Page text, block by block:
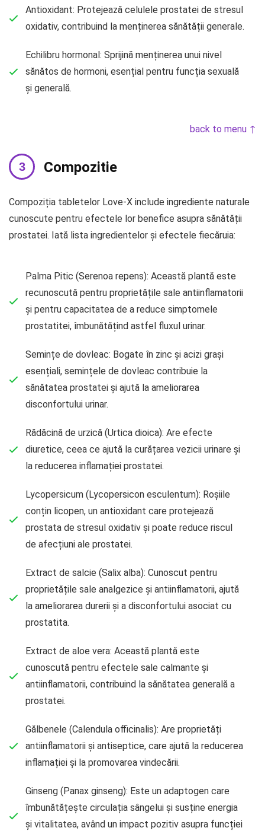
Antioxidant: Protejează celulele prostatei de stresul
oxidativ, contribuind la menținerea sănătății generale.
Echilibru hormonal: Sprijină menținerea unui nivel
sănătos de hormoni, esențial pentru funcția sexuală
și generală.
back to menu ↑
Compozitie
Compoziția tabletelor Love-X include ingrediente naturale
cunoscute pentru efectele lor benefice asupra sănătății
prostatei. Iată lista ingredientelor și efectele fiecăruia:
Palma Pitic (Serenoa repens): Această plantă este
recunoscută pentru proprietățile sale antiinflamatorii
și pentru capacitatea de a reduce simptomele
prostatitei, îmbunătățind astfel fluxul urinar.
Semințe de dovleac: Bogate în zinc și acizi grași
esențiali, semințele de dovleac contribuie la
sănătatea prostatei și ajută la ameliorarea
disconfortului urinar.
Rădăcină de urzică (Urtica dioica): Are efecte
diuretice, ceea ce ajută la curățarea vezicii urinare și
la reducerea inflamației prostatei.
Lycopersicum (Lycopersicon esculentum): Roșiile
conțin licopen, un antioxidant care protejează
prostata de stresul oxidativ și poate reduce riscul
de afecțiuni ale prostatei.
Extract de salcie (Salix alba): Cunoscut pentru
proprietățile sale analgezice și antiinflamatorii, ajută
la ameliorarea durerii și a disconfortului asociat cu
prostatita.
Extract de aloe vera: Această plantă este
cunoscută pentru efectele sale calmante și
antiinflamatorii, contribuind la sănătatea generală a
prostatei.
Gălbenele (Calendula officinalis): Are proprietăți
antiinflamatorii și antiseptice, care ajută la reducerea
inflamației și la promovarea vindecării.
Ginseng (Panax ginseng): Este un adaptogen care
îmbunătățește circulația sângelui și susține energia
și vitalitatea, având un impact pozitiv asupra funcției